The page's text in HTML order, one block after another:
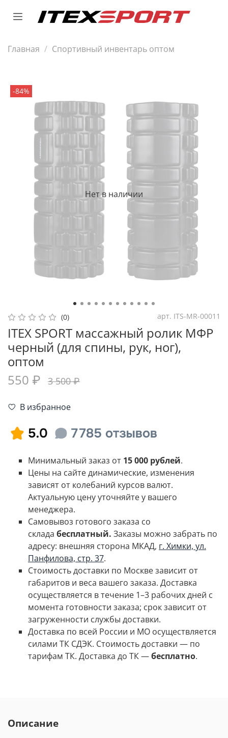
Главная Спортивный инвентарь оптом
Нет в наличии
-84%
(0) арт. ITS-MR-00011
ITEX SPORT массажный ролик МФР
черный (для спины, рук, ног),
оптом
550 ₽
3 500 ₽
В избранное
Минимальный заказ от 15 000 рублей.
Цены на сайте динамические, изменения
зависят от колебаний курсов валют.
Актуальную цену уточняйте у вашего
менеджера.
Самовывоз готового заказа со
склада бесплатный. Заказы можно забрать по
адресу: внешняя сторона МКАД, г. Химки, ул.
Панфилова, стр. 37.
Стоимость доставки по Москве зависит от
габаритов и веса вашего заказа. Доставка
осуществляется в течение 1–3 рабочих дней с
момента готовности заказа; срок зависит от
загруженности службы доставки.
Доставка по всей России и МО осуществляется
силами ТК СДЭК. Стоимость доставки — по
тарифам ТК. Доставка до ТК —бесплатно.
Описание